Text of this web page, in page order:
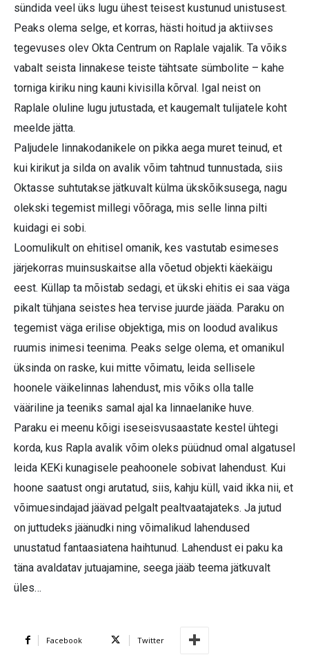
sündida veel üks lugu ühest teisest kustunud unistusest.
Peaks olema selge, et korras, hästi hoitud ja aktiivses
tegevuses olev Okta Centrum on Raplale vajalik. Ta võiks
vabalt seista linnakese teiste tähtsate sümbolite – kahe
torniga kiriku ning kauni kivisilla kõrval. Igal neist on
Raplale oluline lugu jutustada, et kaugemalt tulijatele koht
meelde jätta.
Paljudele linnakodanikele on pikka aega muret teinud, et
kui kirikut ja silda on avalik võim tahtnud tunnustada, siis
Oktasse suhtutakse jätkuvalt külma ükskõiksusega, nagu
olekski tegemist millegi võõraga, mis selle linna pilti
kuidagi ei sobi.
Loomulikult on ehitisel omanik, kes vastutab esimeses
järjekorras muinsuskaitse alla võetud objekti käekäigu
eest. Küllap ta mõistab sedagi, et ükski ehitis ei saa väga
pikalt tühjana seistes hea tervise juurde jääda. Paraku on
tegemist väga erilise objektiga, mis on loodud avalikus
ruumis inimesi teenima. Peaks selge olema, et omanikul
üksinda on raske, kui mitte võimatu, leida sellisele
hoonele väikelinnas lahendust, mis võiks olla talle
vääriline ja teeniks samal ajal ka linnaelanike huve.
Paraku ei meenu kõigi iseseisvusaastate kestel ühtegi
korda, kus Rapla avalik võim oleks püüdnud omal algatusel
leida KEKi kunagisele peahoonele sobivat lahendust. Kui
hoone saatust ongi arutatud, siis, kahju küll, vaid ikka nii, et
võimuesindajad jäävad pelgalt pealtvaatajateks. Ja jutud
on juttudeks jäänudki ning võimalikud lahendused
unustatud fantaasiatena haihtunud. Lahendust ei paku ka
täna avaldatav jutuajamine, seega jääb teema jätkuvalt
üles…
Facebook Twitter